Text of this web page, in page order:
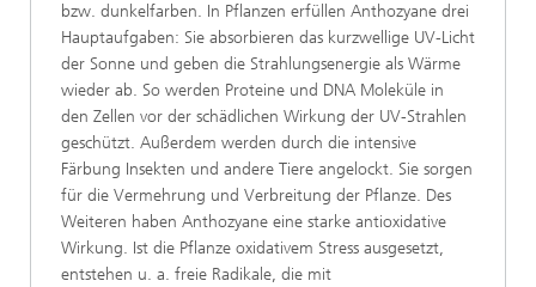
bzw. dunkelfarben. In Pflanzen erfüllen Anthozyane drei
Hauptaufgaben: Sie absorbieren das kurzwellige UV-Licht
der Sonne und geben die Strahlungsenergie als Wärme
wieder ab. So werden Proteine und DNA Moleküle in
den Zellen vor der schädlichen Wirkung der UV-Strahlen
geschützt. Außerdem werden durch die intensive
Färbung Insekten und andere Tiere angelockt. Sie sorgen
für die Vermehrung und Verbreitung der Pflanze. Des
Weiteren haben Anthozyane eine starke antioxidative
Wirkung. Ist die Pflanze oxidativem Stress ausgesetzt,
entstehen u. a. freie Radikale, die mit